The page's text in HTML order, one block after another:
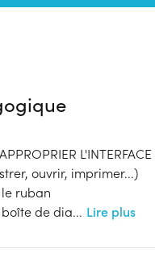
L'INTERFACE
ouvrir, imprimer...)
ruban
de dia... Lire plus